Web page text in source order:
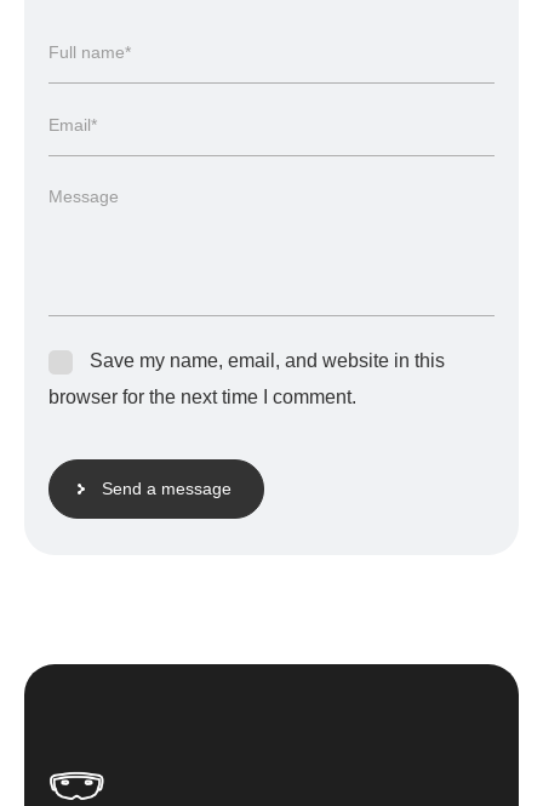
Save my name, email, and website in this
browser for the next time I comment.
Send a message